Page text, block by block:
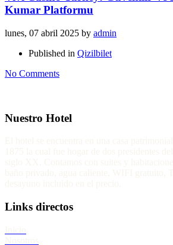
Kumar Platformu
lunes, 07 abril 2025 by admin
Published in Qizilbilet
No Comments
Nuestro Hotel
Links directos